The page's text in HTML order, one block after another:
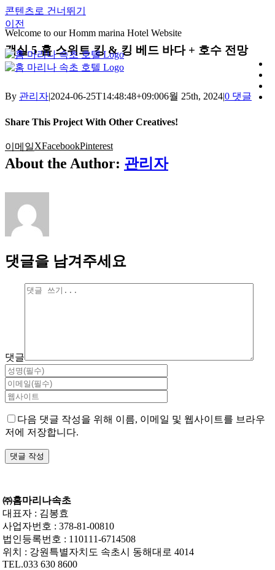
콘텐츠로 건너뛰기
Welcome to our Homm marina Hotel Website
이전
객실 5 홈 스위트 킹 & 킹 베드 바다 + 호수 전망
By 관리자|2024-06-25T14:48:48+09:006월 25th, 2024|0 댓글
Share This Project With Other Creatives!
Facebook
X Pinterest
이메일
About the Author: 관리자
댓글을 남겨주세요
댓글
다음 댓글 작성을 위해 이름, 이메일 및 웹사이트를 브라우
저에 저장합니다.
㈜홈마리나속초
대표자 : 김봉효
사업자번호 : 378-81-00810
법인등록번호 : 110111-6714508
위치 : 강원특별자치도 속초시 동해대로 4014
TEL.033 630 8600